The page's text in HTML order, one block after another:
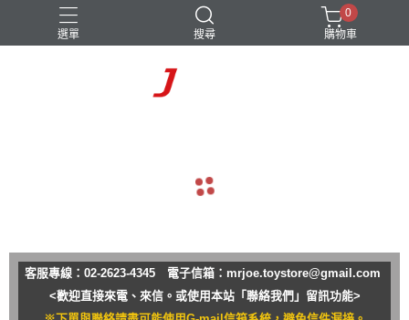
選單 搜尋
0
購物車
客服專線：02-2623-4345 電子信箱： mrjoe.toystore@gmail.com
<歡迎直接來電、來信。或使用本站「聯絡我們」留訊功能>